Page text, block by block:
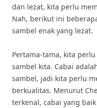
dan lezat, kita perlu
Nah, berikut ini
sambel enak yang lezat.
Pertama-tama, kita
sambel kita. Cabai
sambel, jadi kita perlu
berkualitas. Menurut
terkenal, cabai yang